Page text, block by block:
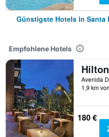
Günstigste Hotels in Santa
Empfohlene Hotels
1,9 km
180 €